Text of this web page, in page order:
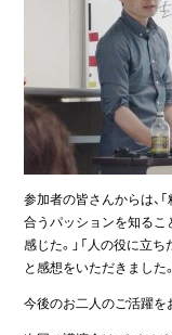
参加者の皆さんからは、
合うパッションを知るこ
感じた。」「人の役に立
と感想をいただきました。
今後のお二人のご活躍を